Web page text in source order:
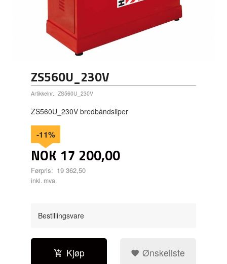
ZS560U_230V
Artikkelnr.: ZS560U_230V
ZS560U_230V bredbåndsliper
NOK 17 200,00
Førpris: 19 362,50
Rabatt
-11%
inkl. mva.
Bestillingsvare
Kjøp Ønskeliste